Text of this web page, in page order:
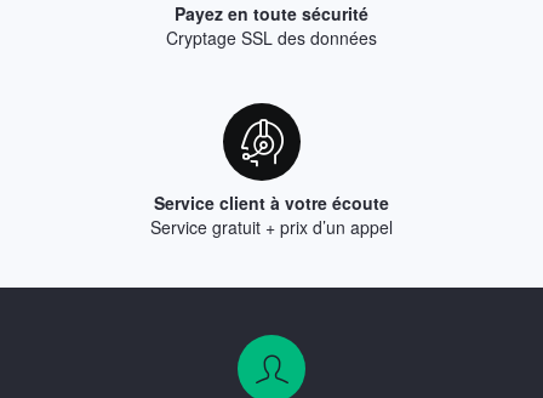
Payez en toute sécurité
Cryptage SSL des données
Service client à votre écoute
Service gratuit + prix d’un appel